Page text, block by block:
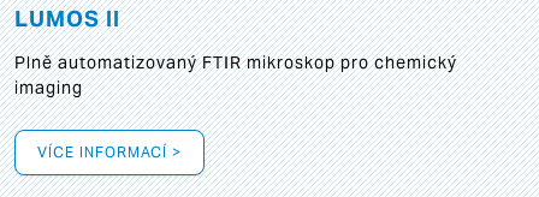
LUMOS II
Plně automatizovaný FTIR mikroskop pro chemický
imaging
VÍCE INFORMACÍ >